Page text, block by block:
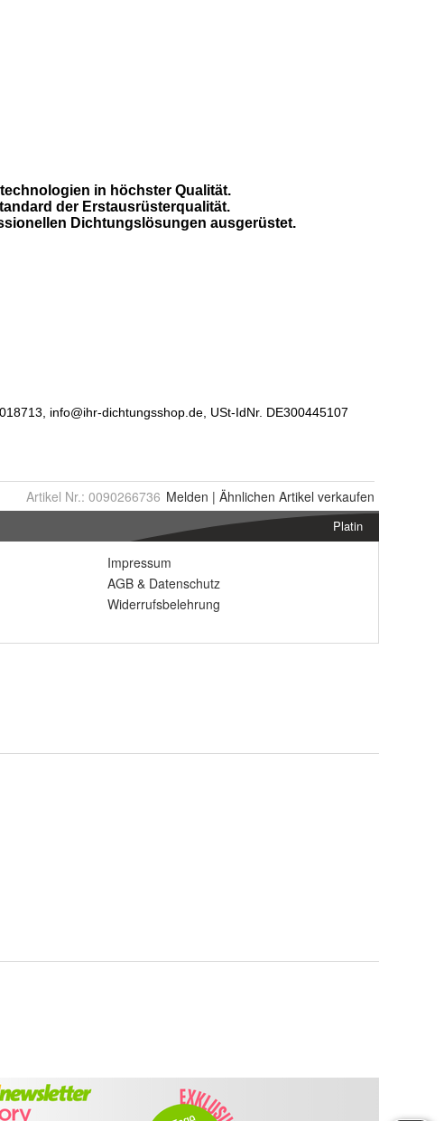
Artikel Nr.: 0090266736 Melden | Ähnlichen Artikel verkaufen
Platin
Impressum
AGB & Datenschutz
Widerrufsbelehrung